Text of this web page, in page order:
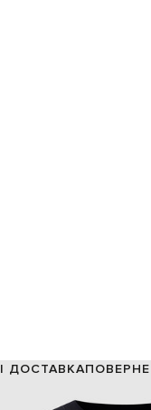
ДОСТАВКА